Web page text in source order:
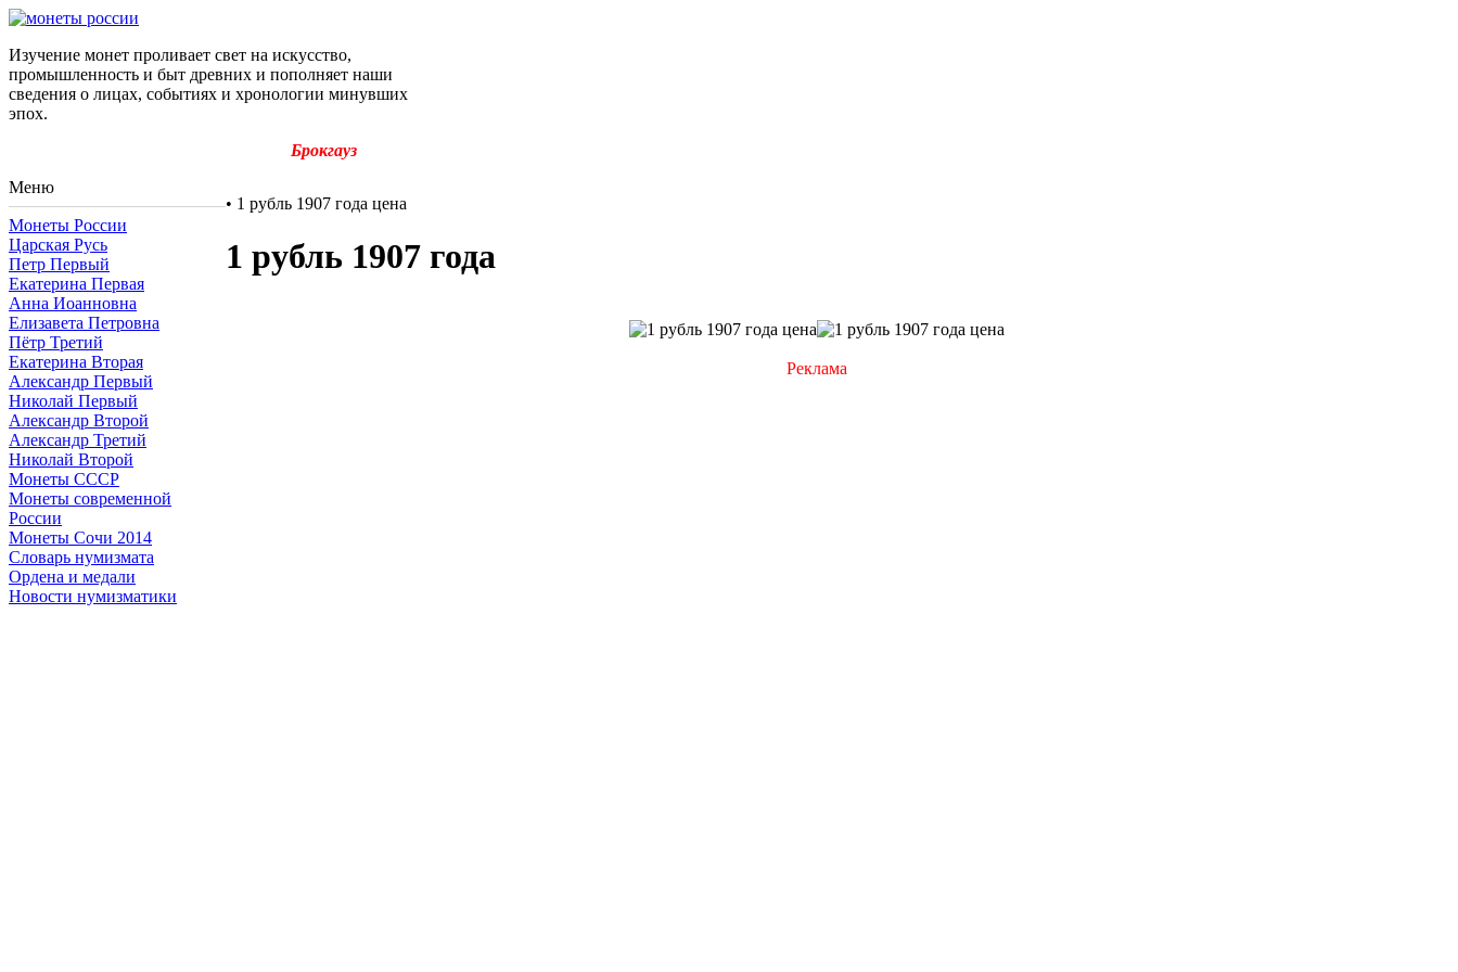
Изучение монет проливает свет на искусство,
промышленность и быт древних и пополняет наши
сведения о лицах, событиях и хронологии минувших
эпох.
Брокгауз
Меню
Монеты России
Царская Русь
Петр Первый
Екатерина Первая
Анна Иоанновна
Елизавета Петровна
Пётр Третий
Екатерина Вторая
Александр Первый
Николай Первый
Александр Второй
Александр Третий
Николай Второй
Монеты СССР
Монеты современной
России
Монеты Сочи 2014
Словарь нумизмата
Ордена и медали
Новости нумизматики
• 1 рубль 1907 года цена
1 рубль 1907 года
Реклама